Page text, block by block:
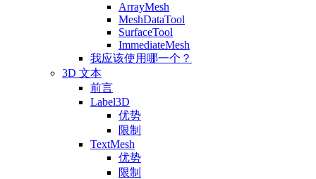
ArrayMesh
MeshDataTool
SurfaceTool
ImmediateMesh
我应该使用哪一个？
3D 文本
前言
Label3D
优势
限制
TextMesh
优势
限制